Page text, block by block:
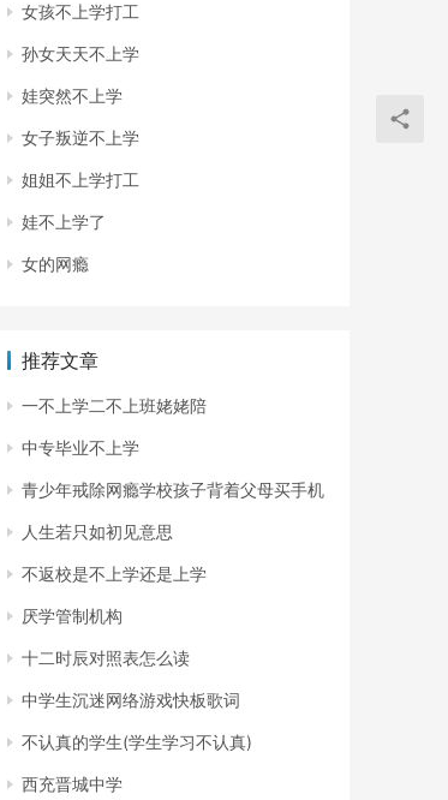
女孩不上学打工
孙女天天不上学
娃突然不上学
女子叛逆不上学
姐姐不上学打工
娃不上学了
女的网瘾
推荐文章
一不上学二不上班姥姥陪
中专毕业不上学
青少年戒除网瘾学校孩子背着父母买手机
人生若只如初见意思
不返校是不上学还是上学
厌学管制机构
十二时辰对照表怎么读
中学生沉迷网络游戏快板歌词
不认真的学生(学生学习不认真)
西充晋城中学